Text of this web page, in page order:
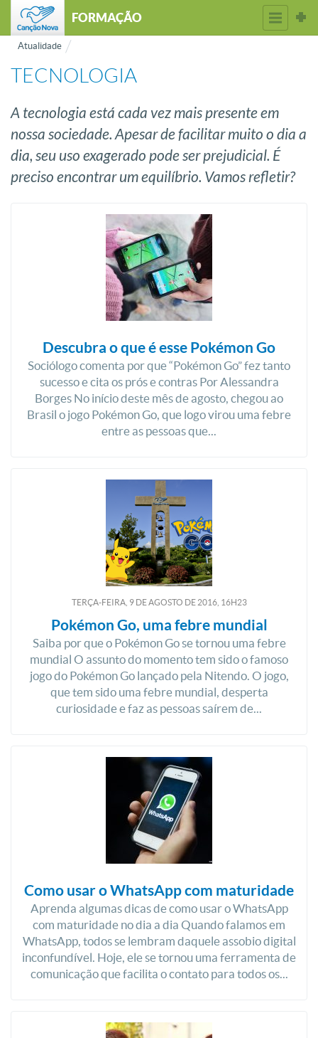
FORMAÇÃO
Atualidade
TECNOLOGIA
A tecnologia está cada vez mais presente em
nossa sociedade. Apesar de facilitar muito o dia a
dia, seu uso exagerado pode ser prejudicial. É
preciso encontrar um equilíbrio. Vamos refletir?
Descubra o que é esse Pokémon Go
Sociólogo comenta por que “Pokémon Go” fez tanto
sucesso e cita os prós e contras Por Alessandra
Borges No início deste mês de agosto, chegou ao
Brasil o jogo Pokémon Go, que logo virou uma febre
entre as pessoas que...
TERÇA-FEIRA, 9DEAGOSTO DE2016, 16H23
Pokémon Go, uma febre mundial
Saiba por que o Pokémon Go se tornou uma febre
mundial O assunto do momento tem sido o famoso
jogo do Pokémon Go lançado pela Nitendo. O jogo,
que tem sido uma febre mundial, desperta
curiosidade e faz as pessoas saírem de...
Como usar o WhatsApp com maturidade
Aprenda algumas dicas de como usar o WhatsApp
com maturidade no dia a dia Quando falamos em
WhatsApp, todos se lembram daquele assobio digital
inconfundível. Hoje, ele se tornou uma ferramenta de
comunicação que facilita o contato para todos os...